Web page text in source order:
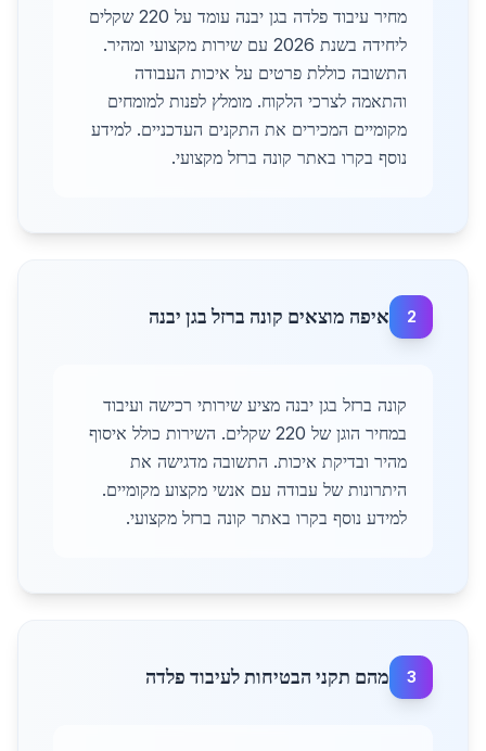
מחיר עיבוד פלדה בגן יבנה עומד על 220 שקלים
ליחידה בשנת 2026 עם שירות מקצועי ומהיר.
התשובה כוללת פרטים על איכות העבודה
והתאמה לצרכי הלקוח. מומלץ לפנות למומחים
מקומיים המכירים את התקנים העדכניים. למידע
נוסף בקרו באתר קונה ברזל מקצועי.
2 איפה מוצאים קונה ברזל בגן יבנה
קונה ברזל בגן יבנה מציע שירותי רכישה ועיבוד
במחיר הוגן של 220 שקלים. השירות כולל איסוף
מהיר ובדיקת איכות. התשובה מדגישה את
היתרונות של עבודה עם אנשי מקצוע מקומיים.
למידע נוסף בקרו באתר קונה ברזל מקצועי.
3 מהם תקני הבטיחות לעיבוד פלדה